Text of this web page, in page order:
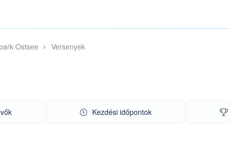
Ostsee Versenyek
Kezdési időpontok